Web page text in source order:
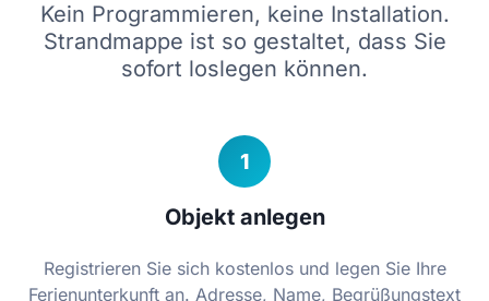
Kein Programmieren, keine Installation.
Strandmappe ist so gestaltet, dass Sie
sofort loslegen können.
1
Objekt anlegen
Registrieren Sie sich kostenlos und legen Sie Ihre
Ferienunterkunft an. Adresse, Name, Begrüßungstext